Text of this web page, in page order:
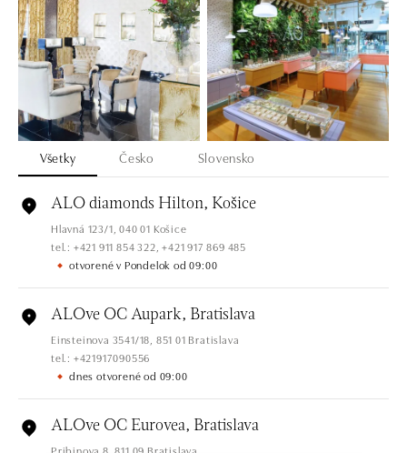
Všetky Česko Slovensko
ALO diamonds Hilton, Košice
Hlavná 123/1, 040 01 Košice
tel.: +421 911 854 322, +421 917 869 485
otvorené v Pondelok od 09:00
ALOve OC Aupark, Bratislava
Einsteinova 3541/18, 851 01 Bratislava
tel.: +421917090556
dnes otvorené od 09:00
ALOve OC Eurovea, Bratislava
Pribinova 8, 811 09 Bratislava